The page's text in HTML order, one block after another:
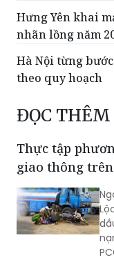
Hưng Yên khai
nhãn lồng năm
Hà Nội từng
theo quy hoạch
ĐỌC THÊM
Thực tập
giao thông